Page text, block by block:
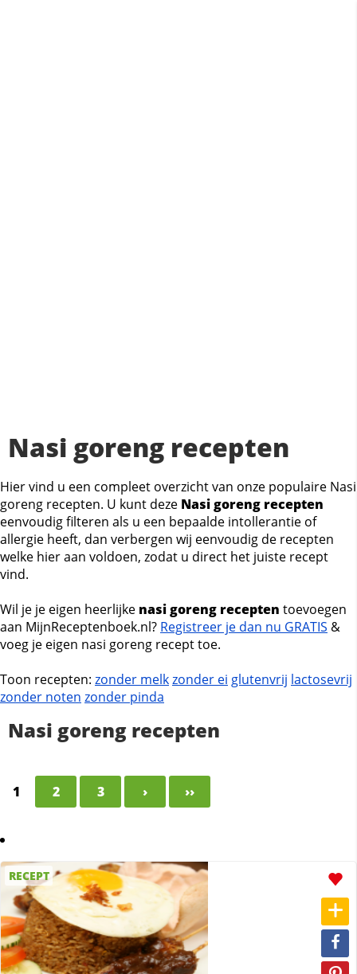
Nasi goreng recepten
Hier vind u een compleet overzicht van onze populaire Nasi
goreng recepten. U kunt deze Nasi goreng recepten
eenvoudig filteren als u een bepaalde intollerantie of
allergie heeft, dan verbergen wij eenvoudig de recepten
welke hier aan voldoen, zodat u direct het juiste recept
vind.
Wil je je eigen heerlijke nasi goreng recepten toevoegen
aan MijnReceptenboek.nl? Registreer je dan nu GRATIS &
voeg je eigen nasi goreng recept toe.
Toon recepten: zonder melkzonder ei glutenvrij lactosevrij
zonder noten zonder pinda
Nasi goreng recepten
1 2 3 › ››
RECEPT